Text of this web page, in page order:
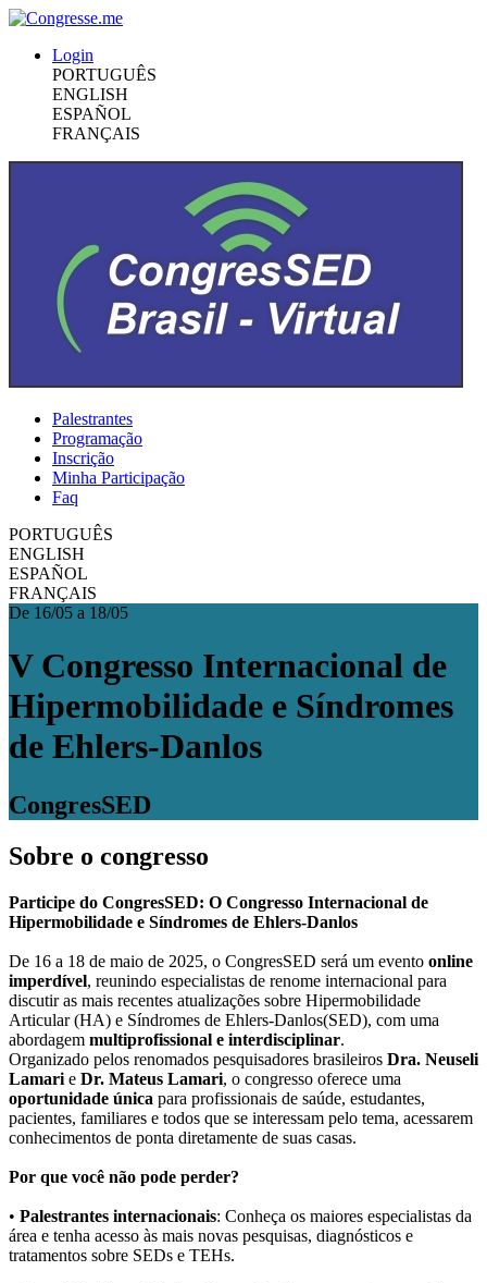
Login
PORTUGUÊS
ENGLISH
ESPAÑOL
FRANÇAIS
Palestrantes
Programação
Inscrição
Minha Participação
Faq
PORTUGUÊS
ENGLISH
ESPAÑOL
FRANÇAIS
De 16/05 a 18/05
V Congresso Internacional de
Hipermobilidade e Síndromes
de Ehlers-Danlos
CongresSED
Sobre o congresso
Participe do CongresSED: O Congresso Internacional de
Hipermobilidade e Síndromes de Ehlers-Danlos
De 16 a 18 de maio de 2025, o CongresSED será um evento online
imperdível, reunindo especialistas de renome internacional para
discutir as mais recentes atualizações sobre Hipermobilidade
Articular (HA) e Síndromes de Ehlers-Danlos(SED), com uma
abordagem multiprofissional e interdisciplinar.
Organizado pelos renomados pesquisadores brasileiros Dra. Neuseli
Lamari e Dr. Mateus Lamari, o congresso oferece uma
oportunidade única para profissionais de saúde, estudantes,
pacientes, familiares e todos que se interessam pelo tema, acessarem
conhecimentos de ponta diretamente de suas casas.
Por que você não pode perder?
• Palestrantes internacionais: Conheça os maiores especialistas da
área e tenha acesso às mais novas pesquisas, diagnósticos e
tratamentos sobre SEDs e TEHs.